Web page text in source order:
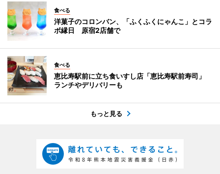
食べる
洋菓子のコロンバン、「ふくふくにゃんこ」とコラ
ボ縁日 原宿2店舗で
食べる
恵比寿駅前に立ち食いすし店「恵比寿駅前寿司」
ランチやデリバリーも
もっと見る